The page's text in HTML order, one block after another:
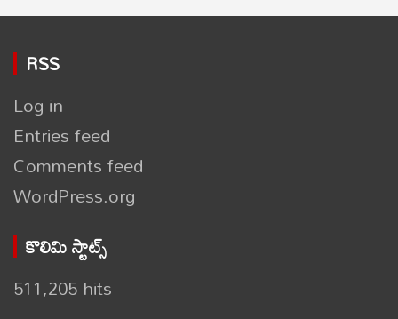
RSS
Log in
Entries feed
Comments feed
WordPress.org
కొలిమి స్టాట్స్
511,205 hits